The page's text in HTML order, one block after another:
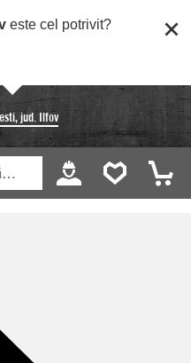
este cel potrivit?
jud. Ilfov